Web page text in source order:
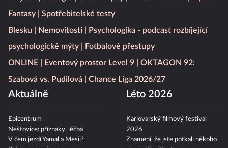
Fantasy
Spotřebitelské testy
Blesku
Nemovitosti
Psychologika - podcast rozbíjející
psychologické mýty
Fotbalové přestupy
ONLINE
Eventový prostor Level 9
OKTAGON 92:
Szabová vs. Pudilová
Chance Liga 2026/27
Aktuálně
Epicentrum
Neštovice: příznaky, léčba
V čem jezdí Yamal a Mesii?
Léto 2026
Karlovarský filmový festival
2026
Znamení, že jste potkali někoho